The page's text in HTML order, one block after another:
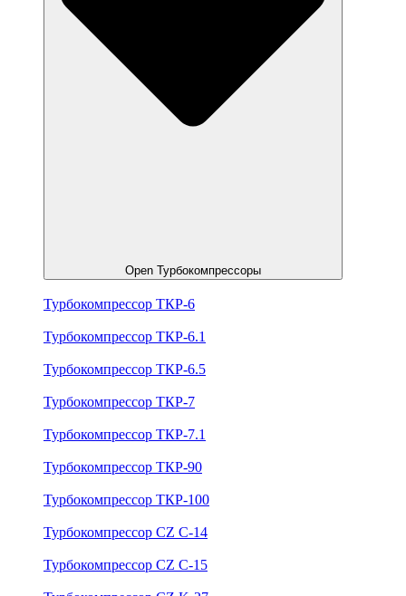
Open Турбокомпрессоры
Турбокомпрессор ТКР-6
Турбокомпрессор ТКР-6.1
Турбокомпрессор ТКР-6.5
Турбокомпрессор ТКР-7
Турбокомпрессор ТКР-7.1
Турбокомпрессор ТКР-90
Турбокомпрессор ТКР-100
Турбокомпрессор CZ C-14
Турбокомпрессор CZ C-15